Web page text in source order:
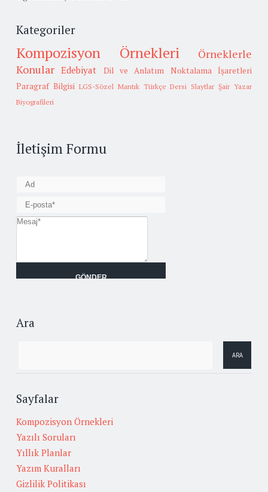
Kategoriler
Kompozisyon Örnekleri
Örneklerle
Konular Edebiyat Dil ve Anlatım
Noktalama İşaretleri
Paragraf Bilgisi LGS-Sözel Mantık Türkçe Dersi Slaytlar Şair Yazar
Biyografileri
İletişim Formu
Ara
Sayfalar
Kompozisyon Örnekleri
Yazılı Soruları
Yıllık Planlar
Yazım Kuralları
Gizlilik Politikası